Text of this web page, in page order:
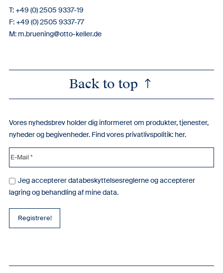
T: +49 (0) 2505 9337-19
F: +49 (0) 2505 9337-77
M: m.bruening@otto-keller.de
Back to top
Vores nyhedsbrev holder dig informeret om produkter, tjenester,
nyheder og begivenheder. Find vores privatlivspolitik: her.
Jeg accepterer databeskyttelsesreglerne og accepterer
lagring og behandling af mine data.